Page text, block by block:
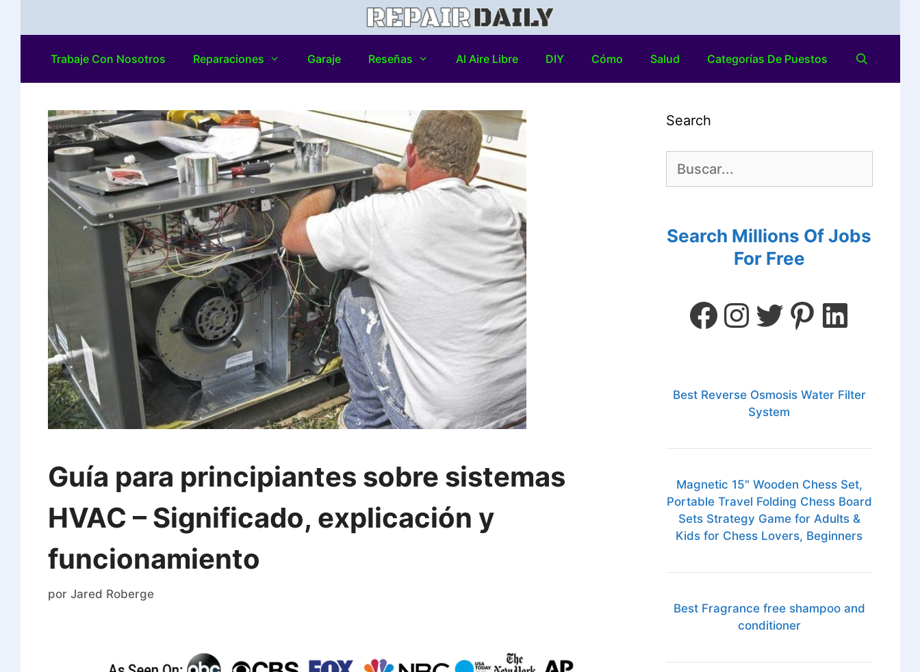
Trabaje Con Nosotros Reparaciones Garaje Reseñas Al Aire Libre DIY Cómo Salud Categorías De Puestos
Guía para principiantes sobre sistemas
HVAC – Significado, explicación y
funcionamiento
por Jared Roberge
Search
Search Millions Of Jobs
For Free
Best Reverse Osmosis Water Filter
System
Magnetic 15" Wooden Chess Set,
Portable Travel Folding Chess Board
Sets Strategy Game for Adults &
Kids for Chess Lovers, Beginners
Best Fragrance free shampoo and
conditioner